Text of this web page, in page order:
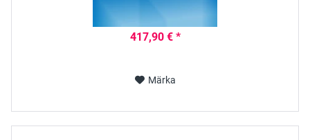
417,90 € *
Märka